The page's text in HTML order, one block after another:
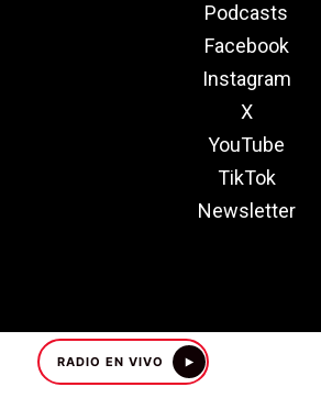
RADIO EN VIVO
Podcasts
Facebook
Instagram
X
YouTube
TikTok
Newsletter